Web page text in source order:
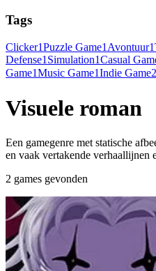
Tags
Clicker1Puzzle Game1 Avontuur1
Defense1 Simulation1Casual
Game1Music Game1Indie Game2
Visuele roman
Een gamegenre met statische
en vaak vertakende verhaallijnen
2 games gevonden